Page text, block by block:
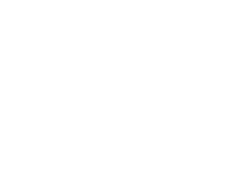
október